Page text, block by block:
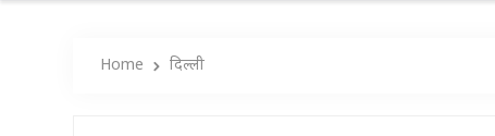
Home दिल्ली